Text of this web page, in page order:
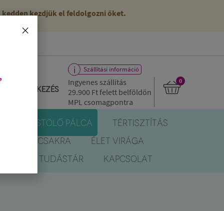
kedden kezdjük el feldolgozni őket.
Bejelentkezés
Szállítási információ
Ingyenes szállítás
29.900 Ftfelett belföldön
MPL csomagpontra
0
FÜSTÖLŐ PÁLCA
TÉRTISZTÍTÁS
CSAKRA
ÉLET VIRÁGA
TUDÁSTÁR KAPCSOLAT
×